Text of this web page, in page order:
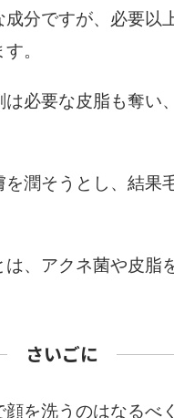
分ですが、必要以
。
必要な皮脂も奪い
潤そうとし、結果
、アクネ菌や皮脂
さいごに
を洗うのはなるべ